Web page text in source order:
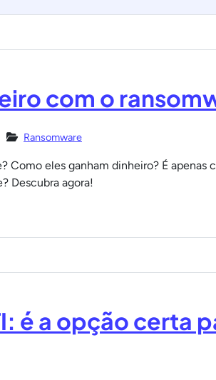
com o
Ransomware
Como eles ganham dinheiro? É apenas
Descubra agora!
é a opção certa